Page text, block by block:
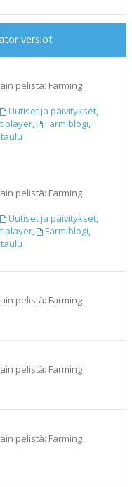
versiot
pelistä: Farming
Uutiset ja päivitykset,
, Farmiblogi,
pelistä: Farming
Uutiset ja päivitykset,
, Farmiblogi,
pelistä: Farming
pelistä: Farming
pelistä: Farming